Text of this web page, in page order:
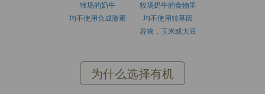
牧场的奶牛
均不使用合成激素
牧场奶牛的食物里
均不使用转基因
谷物，玉米或大豆
为什么选择有机